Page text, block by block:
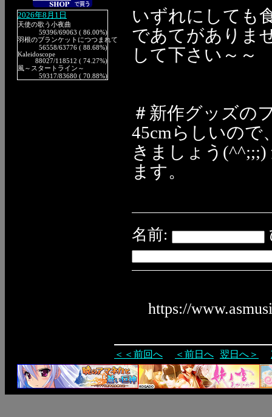
2026年8月1日
天使の歌う小夜曲
59396/69063 ( 86.00%)
羽根のブランケットにつつまれて
56558/63776 ( 88.68%)
Kaleidoscope
88027/118512 ( 74.27%)
風～スタートライン～
59317/83680 ( 70.88%)
いずれにしても
であてがありま
して下さい～～
＃新作グッズの
45cmらしいので
きましょう
ます。
名前:
https://
＜＜前回へ ＜前日へ 翌日へ＞